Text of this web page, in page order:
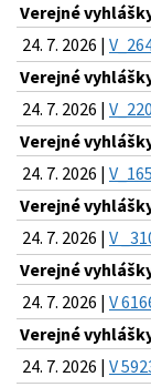
Verejné
24. 7. 2026 |
Verejné
24. 7. 2026 |
Verejné
24. 7. 2026 |
Verejné
24. 7. 2026 | V
Verejné
24. 7. 2026 | V
Verejné
24. 7. 2026 | V